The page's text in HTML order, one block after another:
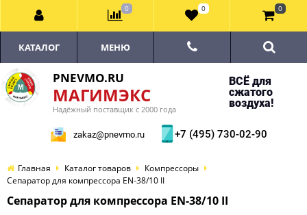
PNEVMO.RU
МАГИМЭКС
Надёжный поставщик с 2000 года
ВСЁ для
сжатого
воздуха!
zakaz@pnevmo.ru +7 (495) 730-02-90
КАТАЛОГ МЕНЮ
Главная Каталог товаров
Компрессоры
Сепаратор для компрессора EN-38/10 II
Сепаратор для компрессора EN-38/10 II
0 0 0